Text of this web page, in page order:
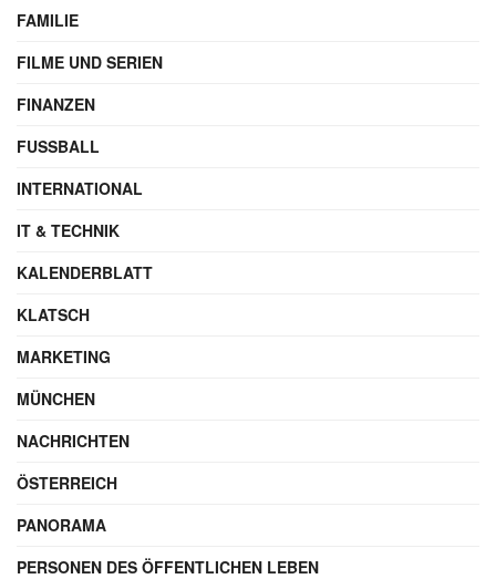
FAMILIE
FILME UND SERIEN
FINANZEN
FUSSBALL
INTERNATIONAL
IT & TECHNIK
KALENDERBLATT
KLATSCH
MARKETING
MÜNCHEN
NACHRICHTEN
ÖSTERREICH
PANORAMA
PERSONEN DES ÖFFENTLICHEN LEBEN